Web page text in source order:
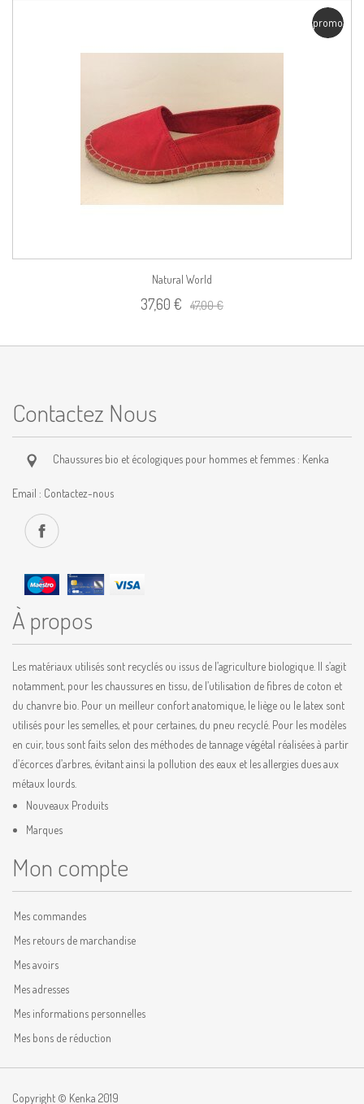
promo
Natural World
37,60 € 47,00 €
Contactez Nous
Chaussures bio et écologiques pour hommes et femmes : Kenka
Email : Contactez-nous
À propos
Les matériaux utilisés sont recyclés ou issus de l’agriculture biologique. Il s’agit
notamment, pour les chaussures en tissu, de l’utilisation de fibres de coton et
du chanvre bio. Pour un meilleur confort anatomique, le liège ou le latex sont
utilisés pour les semelles, et pour certaines, du pneu recyclé. Pour les modèles
en cuir, tous sont faits selon des méthodes de tannage végétal réalisées à partir
d’écorces d’arbres, évitant ainsi la pollution des eaux et les allergies dues aux
métaux lourds.
Nouveaux Produits
Marques
Mon compte
Mes commandes
Mes retours de marchandise
Mes avoirs
Mes adresses
Mes informations personnelles
Mes bons de réduction
Copyright © Kenka 2019